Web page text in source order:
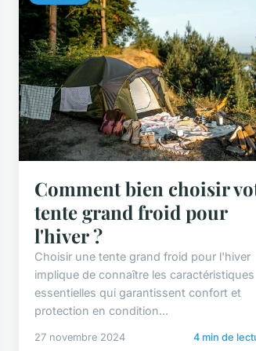
Comment bien choisir
tente grand froid pour
l'hiver ?
Choisir une tente grand froid pour l'hiver
implique de connaître les caractéristiques
essentielles qui garantissent confort et
protection en condition...
27 novembre 2024 4 min de